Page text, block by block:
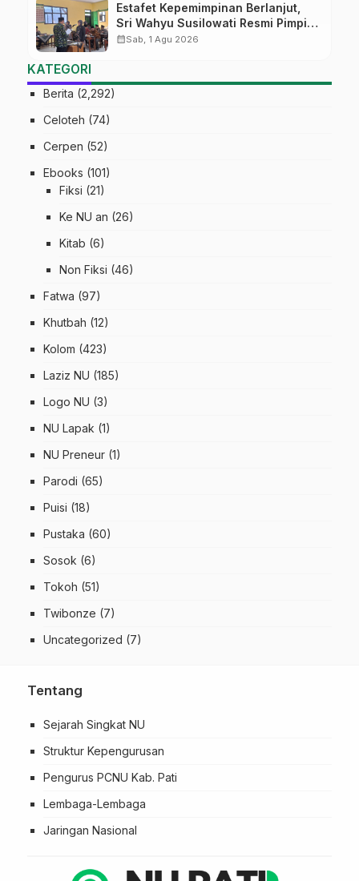
Estafet Kepemimpinan Berlanjut,
Sri Wahyu Susilowati Resmi Pimpin
MTs Ma’arif Sapuran
calendar_monthSab, 1 Agu 2026
KATEGORI
Berita (2,292)
Celoteh (74)
Cerpen (52)
Ebooks (101)
Fiksi (21)
Ke NU an (26)
Kitab (6)
Non Fiksi (46)
Fatwa (97)
Khutbah (12)
Kolom (423)
Laziz NU (185)
Logo NU (3)
NU Lapak (1)
NU Preneur (1)
Parodi (65)
Puisi (18)
Pustaka (60)
Sosok (6)
Tokoh (51)
Twibonze (7)
Uncategorized (7)
Tentang
Sejarah Singkat NU
Struktur Kepengurusan
Pengurus PCNU Kab. Pati
Lembaga-Lembaga
Jaringan Nasional